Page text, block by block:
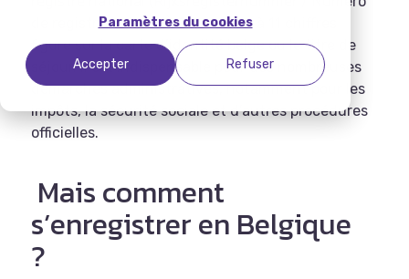
Paramètres du cookies
Accepter Refuser
de registre national). Ce numéro à 11 chiffres
figure sur la carte d’identité belge ou le titre de
séjour. Il est indispensable pour des nombreuses
démarches administratives, notamment pour les
impôts, la sécurité sociale et d’autres procédures
officielles.
Mais comment
s’enregistrer en Belgique
?